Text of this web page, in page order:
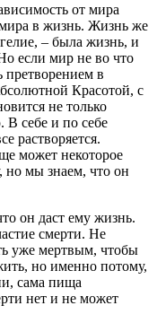
от мира
мира в жизнь. Жизнь же
– была жизнь, и
если мир не во что
претворением в
Красотой, с
не только
В себе и по себе
растворяется.
может некоторое
но мы знаем, что он
он даст ему жизнь.
смерти. Не
уже мертвым, чтобы
но именно потому,
сама пища
нет и не может